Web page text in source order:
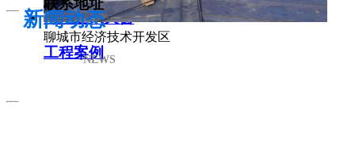
薄型通风天窗
工程案例
新闻动态
NEWS
联系地址
聊城市经济技术开发区